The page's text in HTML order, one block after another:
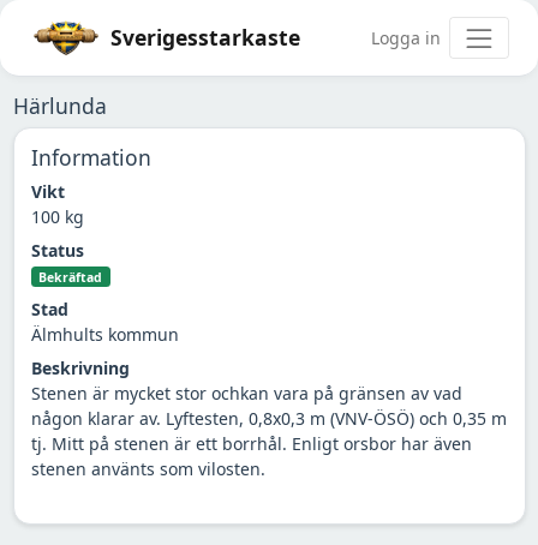
Sverigesstarkaste Logga in
Härlunda
Information
Vikt
100 kg
Status
Bekräftad
Stad
Älmhults kommun
Beskrivning
Stenen är mycket stor ochkan vara på gränsen av vad
någon klarar av. Lyftesten, 0,8x0,3 m (VNV-ÖSÖ) och 0,35 m
tj. Mitt på stenen är ett borrhål. Enligt orsbor har även
stenen använts som vilosten.